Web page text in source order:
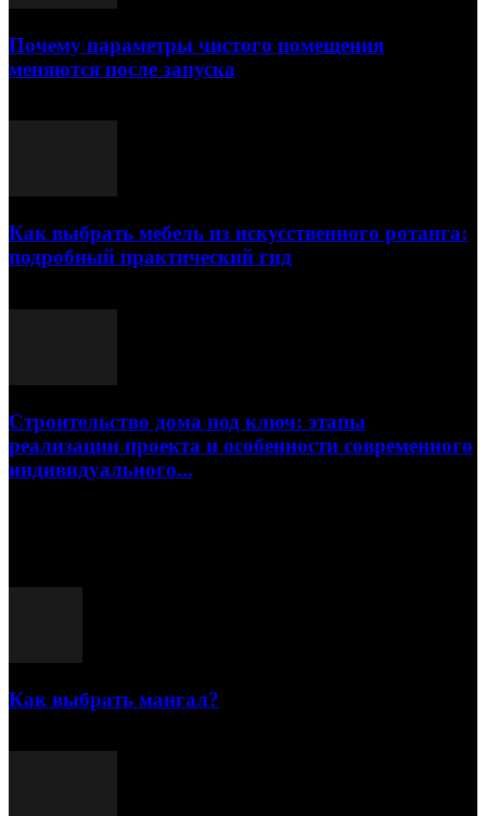
Почему параметры чистого помещения
меняются после запуска
Как выбрать мебель из искусственного ротанга:
подробный практический гид
Строительство дома под ключ: этапы
реализации проекта и особенности современного
индивидуального...
Как выбрать мангал?